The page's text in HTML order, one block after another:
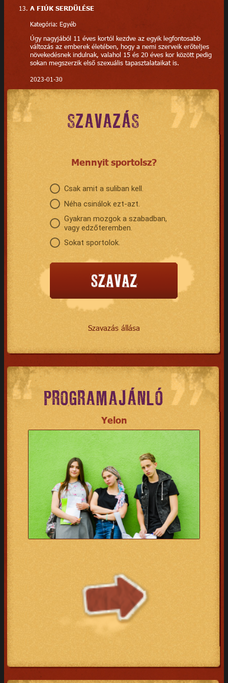
A FIÚK SERDÜLÉSE
Kategória: Egyéb
Úgy nagyjából 11 éves kortól kezdve az egyik legfontosabb
változás az emberek életében, hogy a nemi szerveik erőteljes
növekedésnek indulnak, valahol 15 és 20 éves kor között pedig
sokan megszerzik első szexuális tapasztalataikat is.
2023-01-30
SZAVAZÁS
Mennyit sportolsz?
Csak amit a suliban kell.
Néha csinálok ezt-azt.
Gyakran mozgok a szabadban,
vagy edzőteremben.
Sokat sportolok.
Szavazás állása
PROGRAMAJÁNLÓ
Yelon